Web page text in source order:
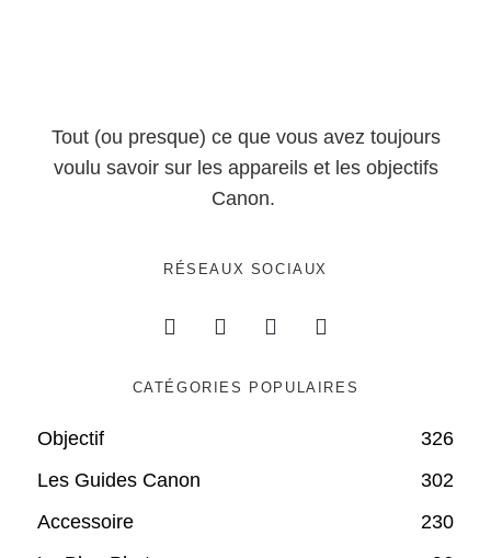
Tout (ou presque) ce que vous avez toujours
voulu savoir sur les appareils et les objectifs
Canon.
RÉSEAUX SOCIAUX
CATÉGORIES POPULAIRES
Objectif
326
Les Guides Canon
302
Accessoire
230